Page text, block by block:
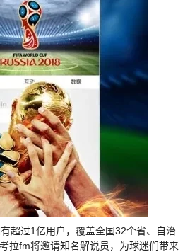
超过1亿用户，覆盖全国32个省、自治
拉fm将邀请知名解说员，为球迷们带来